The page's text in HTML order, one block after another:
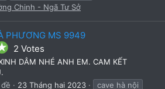
Chinh - Ngã Tư Sở
PHƯƠNG MS 9949
5
.
0
2 Votes
DÂM NHÉ ANH EM. CAM KẾT
23 Tháng hai 2023
cave hà nội